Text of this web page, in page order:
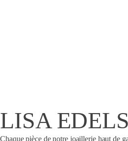
LISA
Chaque pièce de notre joaillerie haut de